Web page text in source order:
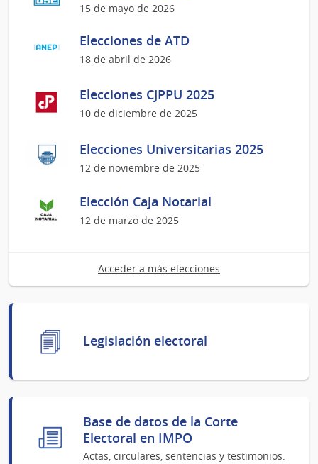
15 de mayo de 2026
Elecciones de ATD
18 de abril de 2026
Elecciones CJPPU 2025
10 de diciembre de 2025
Elecciones Universitarias 2025
12 de noviembre de 2025
Elección Caja Notarial
12 de marzo de 2025
Acceder a más elecciones
Legislación electoral
Base de datos de la Corte
Electoral en IMPO
Actas, circulares, sentencias y testimonios.